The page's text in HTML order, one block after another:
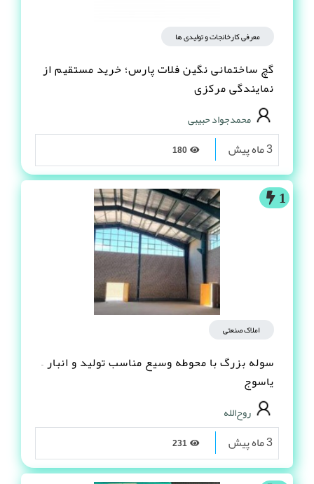
معرفی کارخانجات و تولیدی ها
گچ ساختمانی نگین فلات پارس؛ خرید مستقیم از
نمایندگی مرکزی
محمدجواد حبیبی
3 ماه پیش
1
املاک صنعتی
سوله بزرگ با محوطه وسیع مناسب تولید و انبار –
یاسوج
روح‌الله
3 ماه پیش